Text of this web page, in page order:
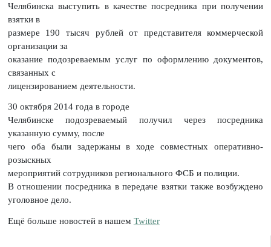
Челябинска выступить в качестве посредника при получении
взятки в
размере 190 тысяч рублей от представителя коммерческой
организации за
оказание подозреваемым услуг по оформлению документов,
связанных с
лицензированием деятельности.
30 октября 2014 года в городе
Челябинске подозреваемый получил через посредника
указанную сумму, после
чего оба были задержаны в ходе совместных оперативно-
розыскных
мероприятий сотрудников регионального ФСБ и полиции.
В отношении посредника в передаче взятки также возбуждено
уголовное дело.
Ещё больше новостей в нашем Twitter